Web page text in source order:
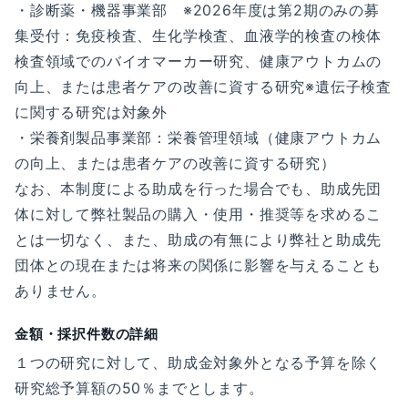
・診断薬・機器事業部 ※2026年度は第2期のみの募
集受付：免疫検査、生化学検査、血液学的検査の検体
検査領域でのバイオマーカー研究、健康アウトカムの
向上、または患者ケアの改善に資する研究※遺伝子検査
に関する研究は対象外
・栄養剤製品事業部：栄養管理領域（健康アウトカム
の向上、または患者ケアの改善に資する研究）
なお、本制度による助成を行った場合でも、助成先団
体に対して弊社製品の購入・使用・推奨等を求めるこ
とは一切なく、また、助成の有無により弊社と助成先
団体との現在または将来の関係に影響を与えることも
ありません。
金額・採択件数の詳細
１つの研究に対して、助成金対象外となる予算を除く
研究総予算額の50％までとします。